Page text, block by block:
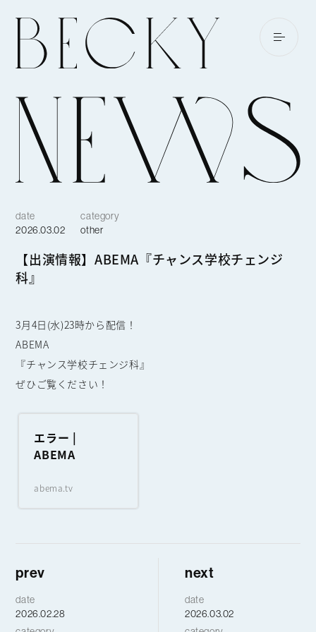
date
2026.03.02
category
other
【出演情報】ABEMA『チャンス学校チェンジ
科』
3月4日(水)23時から配信！
ABEMA
『チャンス学校チェンジ科』
ぜひご覧ください！
エラー |
ABEMA
abema.tv
prev
date
2026.02.28
next
date
2026.03.02